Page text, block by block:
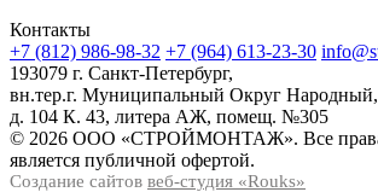
Контакты
+7 (812) 986-98-32 +7 (964) 613-23-30
193079 г. Санкт-Петербург,
вн.тер.г. Муниципальный Округ Народный,
д. 104 К. 43, литера АЖ, помещ. №305
© 2026 ООО «СТРОЙМОНТАЖ». Все
является публичной офертой.
Создание сайтов веб-студия «Rouks»